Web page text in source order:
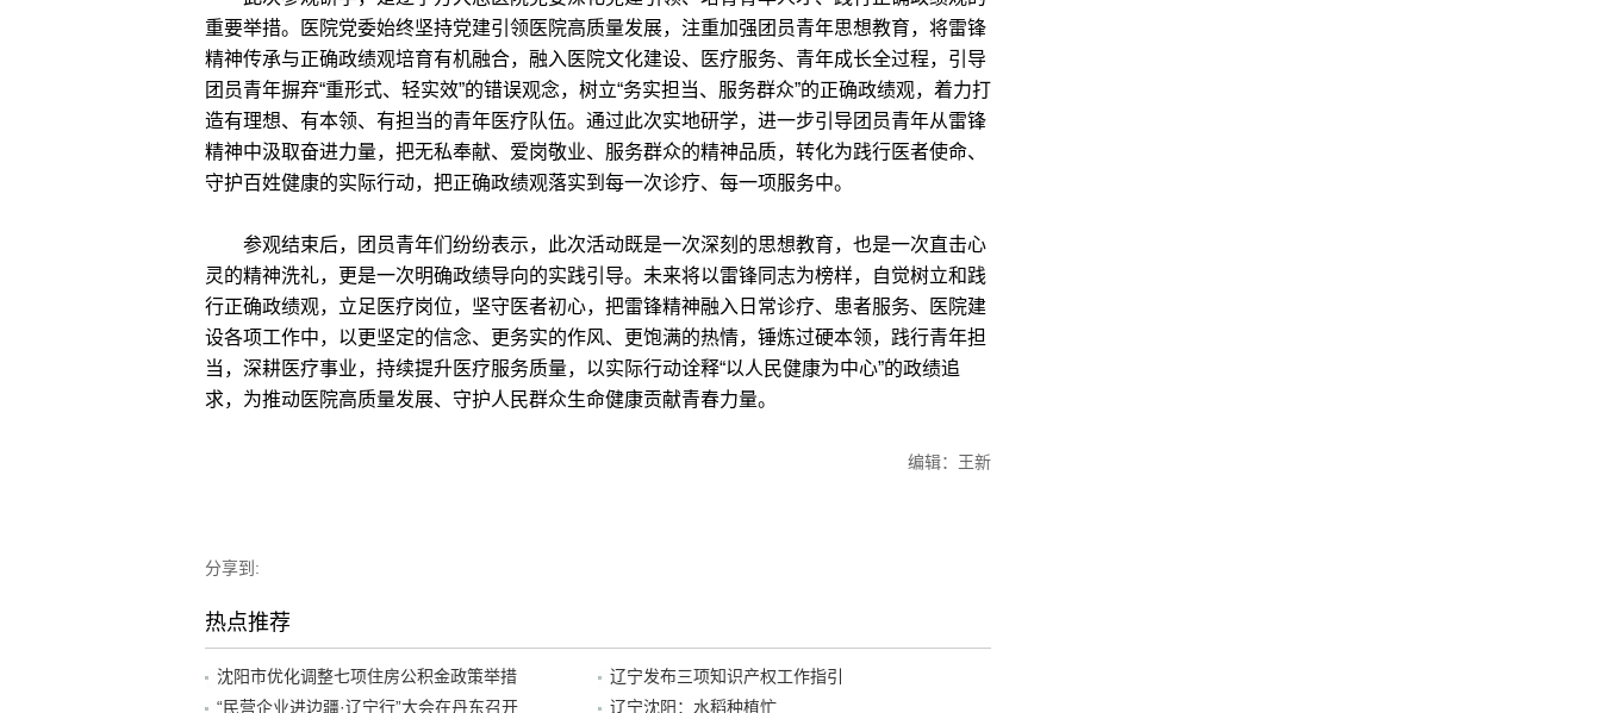
重要举措。医院党委始终坚持党建引领医院高质量发展，注重加强团员青年思想教育，将雷锋
精神传承与正确政绩观培育有机融合，融入医院文化建设、医疗服务、青年成长全过程，引导
团员青年摒弃“重形式、轻实效”的错误观念，树立“务实担当、服务群众”的正确政绩观，着力打
造有理想、有本领、有担当的青年医疗队伍。通过此次实地研学，进一步引导团员青年从雷锋
精神中汲取奋进力量，把无私奉献、爱岗敬业、服务群众的精神品质，转化为践行医者使命、
守护百姓健康的实际行动，把正确政绩观落实到每一次诊疗、每一项服务中。
参观结束后，团员青年们纷纷表示，此次活动既是一次深刻的思想教育，也是一次直击心
灵的精神洗礼，更是一次明确政绩导向的实践引导。未来将以雷锋同志为榜样，自觉树立和践
行正确政绩观，立足医疗岗位，坚守医者初心，把雷锋精神融入日常诊疗、患者服务、医院建
设各项工作中，以更坚定的信念、更务实的作风、更饱满的热情，锤炼过硬本领，践行青年担
当，深耕医疗事业，持续提升医疗服务质量，以实际行动诠释“以人民健康为中心”的政绩追
求，为推动医院高质量发展、守护人民群众生命健康贡献青春力量。
编辑：王新
分享到:
热点推荐
沈阳市优化调整七项住房公积金政策举措
辽宁发布三项知识产权工作指引
“民营企业进边疆·辽宁行”大会在丹东召开
辽宁沈阳：水稻种植忙